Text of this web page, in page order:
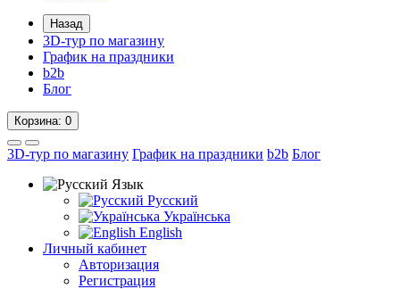
Назад
3D-тур по магазину
График на праздники
b2b
Блог
Корзина: 0
3D-тур по магазину График на праздники b2b Блог
Язык
Русский
Українська
English
Личный кабинет
Авторизация
Регистрация